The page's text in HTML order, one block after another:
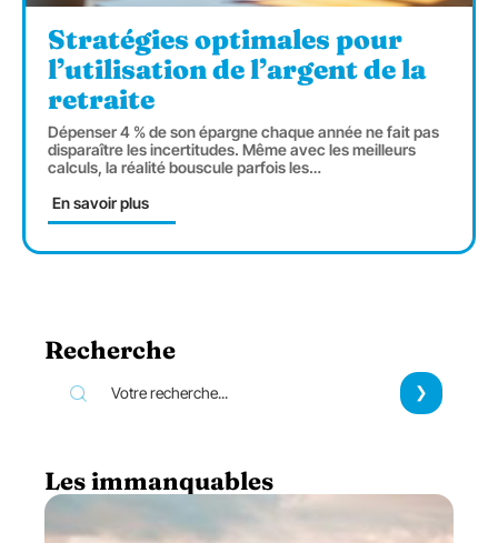
Stratégies optimales pour
l’utilisation de l’argent de la
retraite
Dépenser 4 % de son épargne chaque année ne fait pas
disparaître les incertitudes. Même avec les meilleurs
calculs, la réalité bouscule parfois les…
En savoir plus
Recherche
Les immanquables